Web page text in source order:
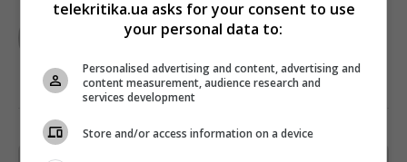
TELEKRITIKA
telekritika.ua asks for your consent to use
your personal data to:
Personalised advertising and content, advertising and
content measurement, audience research and
services development
Store and/or access information on a device